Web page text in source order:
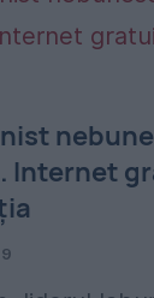
Internet